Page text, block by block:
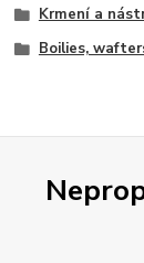
Krmení a
Boilies,